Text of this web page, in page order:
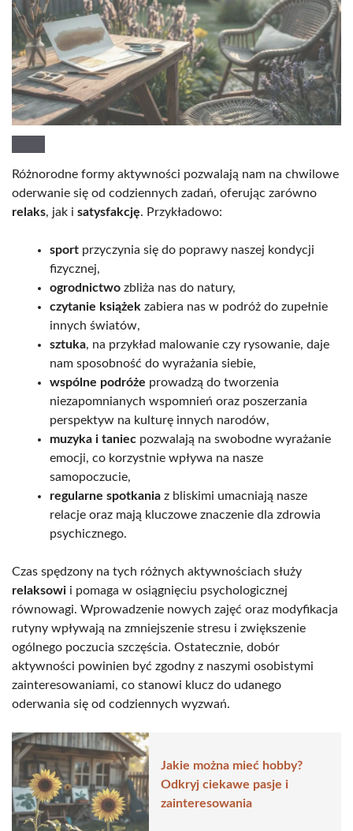
Różnorodne formy aktywności pozwalają nam na chwilowe
oderwanie się od codziennych zadań, oferując zarówno
relaks, jak i satysfakcję. Przykładowo:
sport przyczynia się do poprawy naszej kondycji
fizycznej,
ogrodnictwo zbliża nas do natury,
czytanie książek zabiera nas w podróż do zupełnie
innych światów,
sztuka, na przykład malowanie czy rysowanie, daje
nam sposobność do wyrażania siebie,
wspólne podróże prowadzą do tworzenia
niezapomnianych wspomnień oraz poszerzania
perspektyw na kulturę innych narodów,
muzyka i taniec pozwalają na swobodne wyrażanie
emocji, co korzystnie wpływa na nasze
samopoczucie,
regularne spotkania z bliskimi umacniają nasze
relacje oraz mają kluczowe znaczenie dla zdrowia
psychicznego.
Czas spędzony na tych różnych aktywnościach służy
relaksowi i pomaga w osiągnięciu psychologicznej
równowagi. Wprowadzenie nowych zajęć oraz modyfikacja
rutyny wpływają na zmniejszenie stresu i zwiększenie
ogólnego poczucia szczęścia. Ostatecznie, dobór
aktywności powinien być zgodny z naszymi osobistymi
zainteresowaniami, co stanowi klucz do udanego
oderwania się od codziennych wyzwań.
Jakie można mieć hobby?
Odkryj ciekawe pasje i
zainteresowania